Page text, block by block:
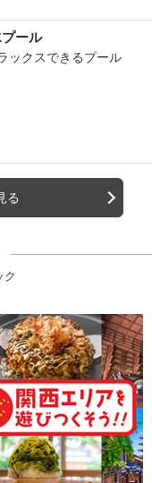
ール
ックスできるプール
る
ク